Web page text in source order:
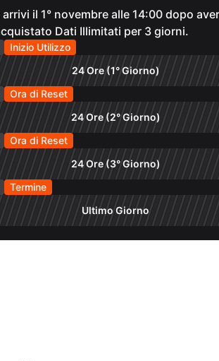
arrivi il 1° novembre alle 14:00 dopo aver
Dati Illimitati per 3 giorni.
Inizio Utilizzo
24 Ore (1° Giorno)
Ora di Reset
24 Ore (2° Giorno)
Ora di Reset
24 Ore (3° Giorno)
Termine
Ultimo Giorno